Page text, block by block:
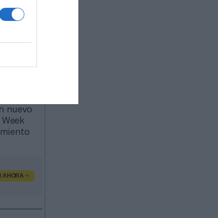
2024,
se
en
nuevo
AHORA